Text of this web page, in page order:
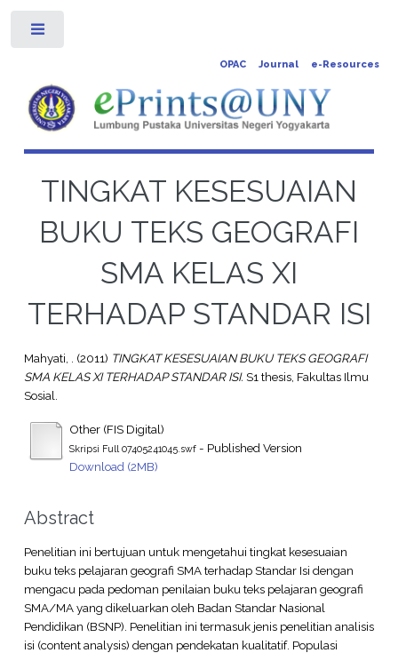
OPAC Journal e-Resources
TINGKAT KESESUAIAN
BUKU TEKS GEOGRAFI
SMA KELAS XI
TERHADAP STANDAR ISI
Mahyati, . (2011) TINGKAT KESESUAIAN BUKU TEKS GEOGRAFI
SMA KELAS XI TERHADAP STANDAR ISI. S1 thesis, Fakultas Ilmu
Sosial.
Other (FIS Digital)
Skripsi Full 07405241045.swf- Published Version
Download (2MB)
Abstract
Penelitian ini bertujuan untuk mengetahui tingkat kesesuaian
buku teks pelajaran geografi SMA terhadap Standar Isi dengan
mengacu pada pedoman penilaian buku teks pelajaran geografi
SMA/MA yang dikeluarkan oleh Badan Standar Nasional
Pendidikan (BSNP). Penelitian ini termasuk jenis penelitian analisis
isi (content analysis) dengan pendekatan kualitatif. Populasi